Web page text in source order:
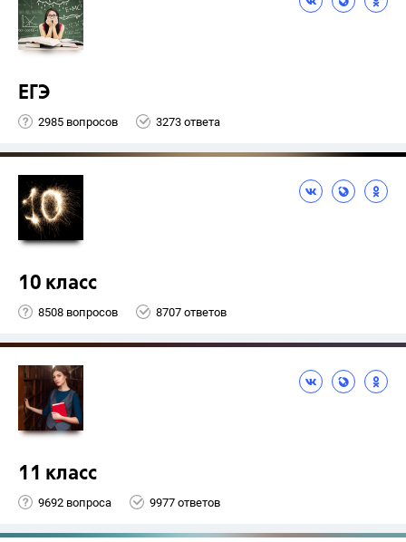
ЕГЭ
2985 вопросов 3273 ответа
10 класс
8508 вопросов 8707 ответов
11 класс
9692 вопроса 9977 ответов